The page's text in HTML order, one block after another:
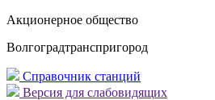
Акционерное общество
Волгоградтранспригород
Справочник станций
Версия для слабовидящих